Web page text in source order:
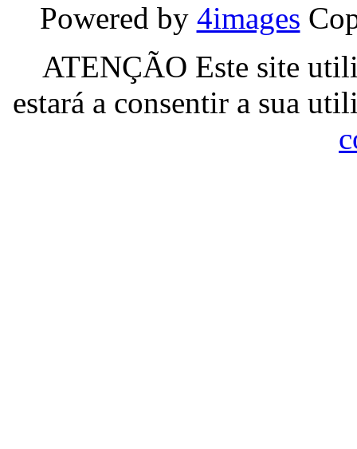
Powered by 4images
ATENÇÃO Este site
estará a consentir a sua